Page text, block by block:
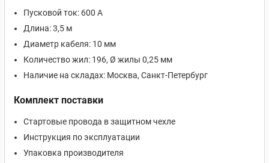
Пусковой ток: 600 А
Длина: 3,5 м
Диаметр кабеля: 10 мм
Количество жил: 196, Ø жилы 0,25 мм
Наличие на складах: Москва, Санкт-Петербург
Комплект поставки
Стартовые провода в защитном чехле
Инструкция по эксплуатации
Упаковка производителя